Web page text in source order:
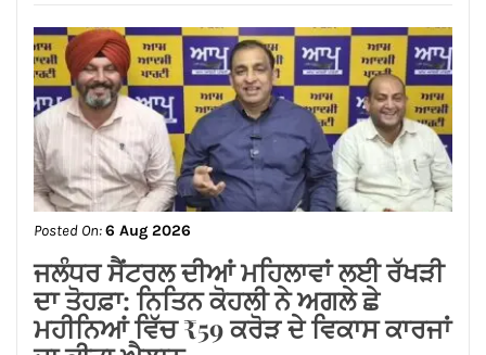
Posted On:6 Aug 2026
ਸ਼੍*ਰੀ ਕਸ਼ਟ ਨਿਵਾਰਣ ਬਾਲਾਜੀ ਮੰਦਰ, ਬਾਜ਼ਾਰ
ਸ਼ੇਖਾਂ, ਜਲੰਧਰ ਕਮੇਟੀ ਨੇ ਭਾਜਪਾ ਪੰਜਾਬ ਦੇ
ਨਵਨਿਯੁਕਤ ਪ੍ਰਦੇਸ਼ ਉਪ-ਪ੍ਰਧਾਨ ਸੁਸ਼ੀਲ
ਕੁਮਾਰ ਰਿੰਕੂ ਦਾ ਕੀਤਾ ਭਵਿਆ ਸਵਾਗਤ ਅਤੇ
ਸਨਮਾਨ*